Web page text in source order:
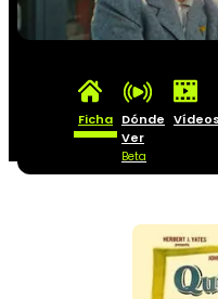
Ficha Dónde
Ver
Beta
Vídeos